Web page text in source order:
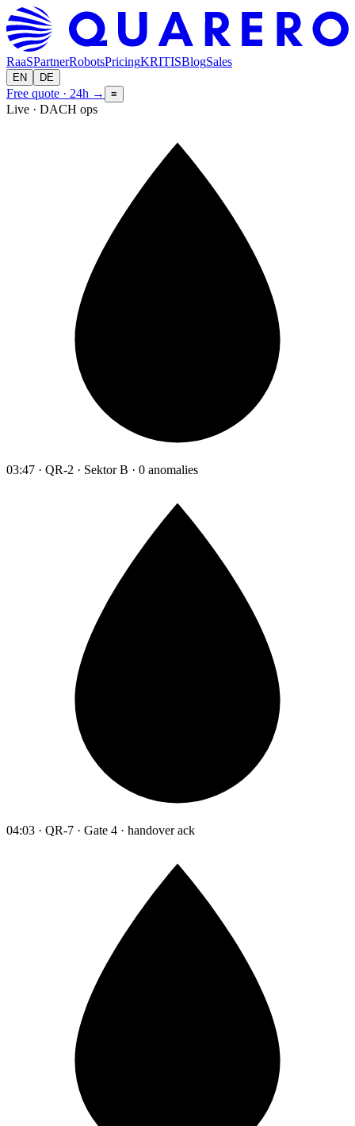
RaaSPartnerRobotsPricingKRITISBlogSales
EN DE
Free quote · 24h → ≡
Live · DACH ops
03:47 · QR-2 · Sektor B · 0 anomalies
04:03 · QR-7 · Gate 4 · handover ack